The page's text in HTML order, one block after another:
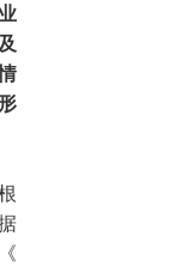
《